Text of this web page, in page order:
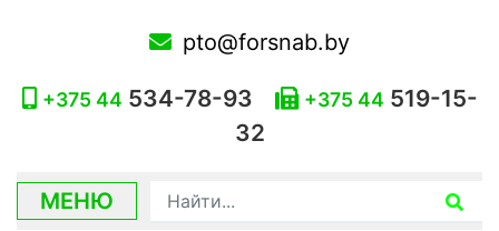
pto@forsnab.by
+375 44 534-78-93 +375 44 519-15-
32
МЕНЮ